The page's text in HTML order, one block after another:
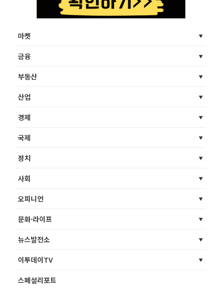
마켓
금융
부동산
산업
경제
국제
정치
사회
오피니언
문화·라이프
뉴스발전소
이투데이TV
스페셜리포트